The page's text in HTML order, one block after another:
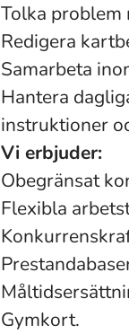
Tolka problem
Redigera
Samarbeta
Hantera
instruktioner
Vi erbjuder:
Obegränsat
Flexibla
Gymkort.